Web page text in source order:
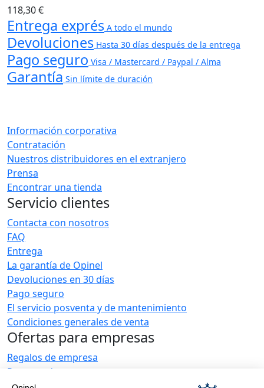
118,30 €
Entrega exprés A todo el mundo
Devoluciones Hasta 30 días después de la entrega
Pago seguro Visa / Mastercard / Paypal / Alma
Garantía Sin límite de duración
Información corporativa
Contratación
Nuestros distribuidores en el extranjero
Prensa
Encontrar una tienda
Servicio clientes
Contacta con nosotros
FAQ
Entrega
La garantía de Opinel
Devoluciones en 30 días
Pago seguro
El servicio posventa y de mantenimiento
Condiciones generales de venta
Ofertas para empresas
Regalos de empresa
Restauradores